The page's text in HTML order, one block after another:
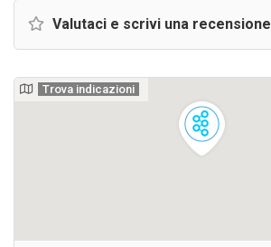
Valutaci e scrivi una recensione
Trova indicazioni